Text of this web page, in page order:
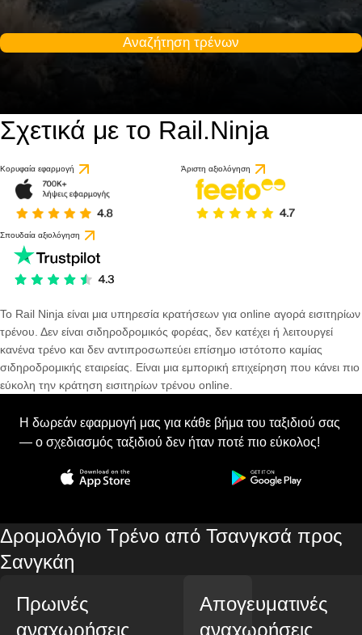
Αναζήτηση τρένων
Σχετικά με το Rail.Ninja
Κορυφαία εφαρμογή Άριστη αξιολόγηση
Σπουδαία αξιολόγηση
Το Rail Ninja είναι μια υπηρεσία κρατήσεων για online αγορά εισιτηρίων
τρένου. Δεν είναι σιδηροδρομικός φορέας, δεν κατέχει ή λειτουργεί
κανένα τρένο και δεν αντιπροσωπεύει επίσημο ιστότοπο καμίας
σιδηροδρομικής εταιρείας. Είναι μια εμπορική επιχείρηση που κάνει πιο
εύκολη την κράτηση εισιτηρίων τρένου online.
Η δωρεάν εφαρμογή μας για κάθε βήμα του ταξιδιού σας
— ο σχεδιασμός ταξιδιού δεν ήταν ποτέ πιο εύκολος!
Δρομολόγιο Τρένο από Τσανγκσά προς
Σανγκάη
Πρωινές
αναχωρήσεις
Απογευματινές
αναχωρήσεις